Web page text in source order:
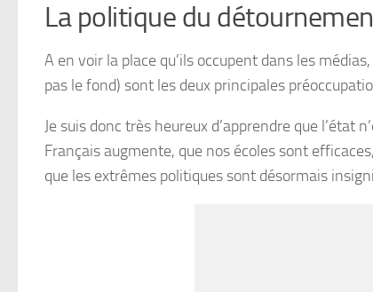
La politique du
A en voir la place qu’ils occupent dans les
pas le fond) sont les deux principales
Je suis donc très heureux d’apprendre que l’état
Français augmente, que nos écoles sont
que les extrêmes politiques sont désormais